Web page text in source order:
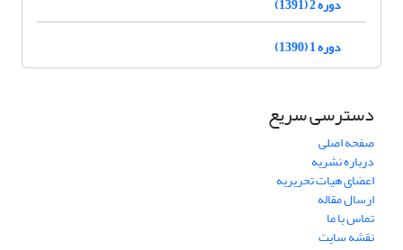
دوره 1 (1390)
دسترسی سریع
صفحه اصلی
درباره نشریه
اعضای هیات تحریریه
ارسال مقاله
تماس با ما
نقشه سایت